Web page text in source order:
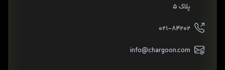
پلاک ۵
۰۲۱-۸۴۲۰۲
info@chargoon.com